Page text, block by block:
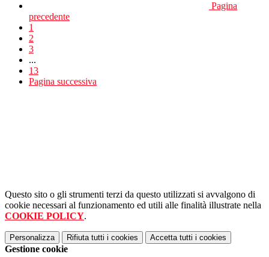
Pagina
precedente
1
2
3
...
13
Pagina successiva
Questo sito o gli strumenti terzi da questo utilizzati si avvalgono di
cookie necessari al funzionamento ed utili alle finalità illustrate nella
COOKIE POLICY.
Personalizza Rifiuta tutti i cookies Accetta tutti i cookies
Gestione cookie